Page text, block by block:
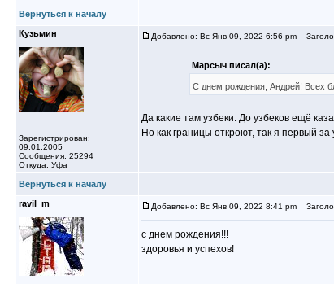
Вернуться к началу
Кузьмин
Зарегистрирован:
09.01.2005
Сообщения: 25294
Откуда: Уфа
Добавлено: Вс Янв 09, 2022 6:56 pm
Марсыч писал(а):
С днем рождения, Андрей! Всех
Да какие там узбеки. До узбеков ещё
Но как границы откроют, так я первый за
Вернуться к началу
ravil_m
Добавлено: Вс Янв 09, 2022 8:41 pm
c днем рождения!!!
здоровья и успехов!